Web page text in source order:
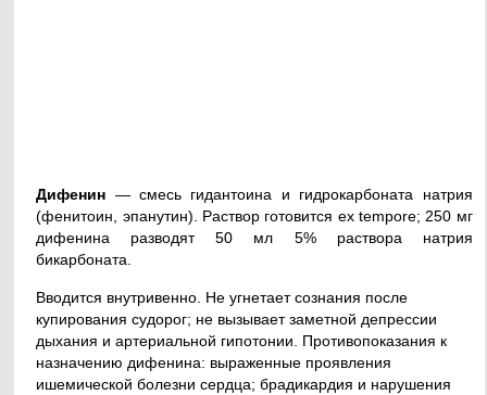
Дифенин — смесь гидантоина и гидрокарбоната натрия
(фенитоин, эпанутин). Раствор готовится ex tempore; 250 мг
дифенина разводят 50 мл 5% раствора натрия
бикарбоната.
Вводится внутривенно. Не угнетает сознания после
купирования судорог; не вызывает заметной депрессии
дыхания и артериальной гипотонии. Противопоказания к
назначению дифенина: выраженные проявления
ишемической болезни сердца; брадикардия и нарушения